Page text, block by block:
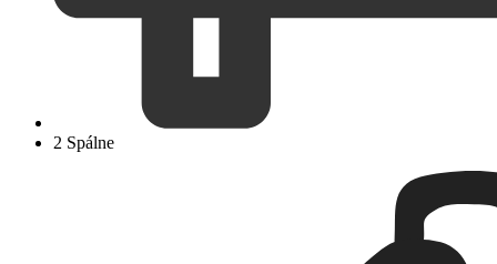
2 Spálne